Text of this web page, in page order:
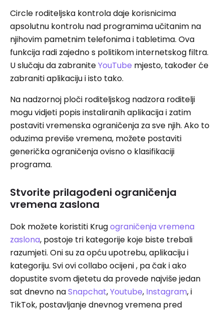
Circle roditeljska kontrola daje korisnicima
apsolutnu kontrolu nad programima učitanim na
njihovim pametnim telefonima i tabletima. Ova
funkcija radi zajedno s politikom internetskog filtra.
U slučaju da zabraniteYouTube mjesto, također će
zabraniti aplikaciju i isto tako.
Na nadzornoj ploči roditeljskog nadzora roditelji
mogu vidjeti popis instaliranih aplikacija i zatim
postaviti vremenska ograničenja za sve njih. Ako to
oduzima previše vremena, možete postaviti
generička ograničenja ovisno o klasifikaciji
programa.
Stvorite prilagođeni ograničenja
vremena zaslona
Dok možete koristiti Krugograničenja vremena
zaslona, postoje tri kategorije koje biste trebali
razumjeti. Oni su za opću upotrebu, aplikaciju i
kategoriju. Svi ovi collabo ocijeni , pa čak i ako
dopustite svom djetetu da provede najviše jedan
sat dnevno naSnapchat,Youtube, Instagram, i
TikTok, postavljanje dnevnog vremena pred